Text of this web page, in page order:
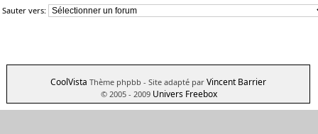
Sauter vers:
CoolVista Thème phpbb - Site adapté par Vincent Barrier
© 2005 - 2009 Univers Freebox